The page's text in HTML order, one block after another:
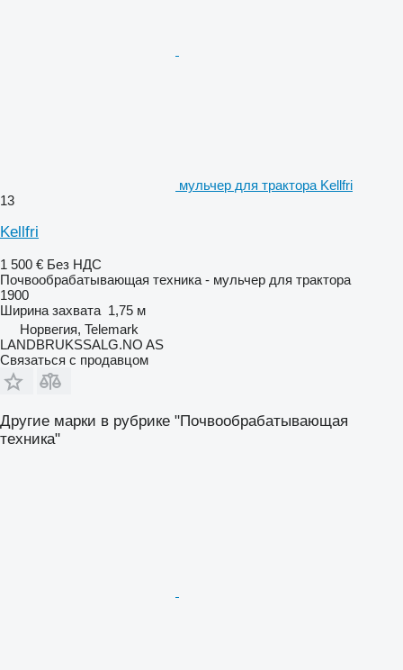
мульчер для трактора Kellfri
13
Kellfri
1 500 € Без НДС
Почвообрабатывающая техника - мульчер для трактора
1900
Ширина захвата 1,75 м
Норвегия, Telemark
LANDBRUKSSALG.NO AS
Связаться с продавцом
Другие марки в рубрике "Почвообрабатывающая
техника"